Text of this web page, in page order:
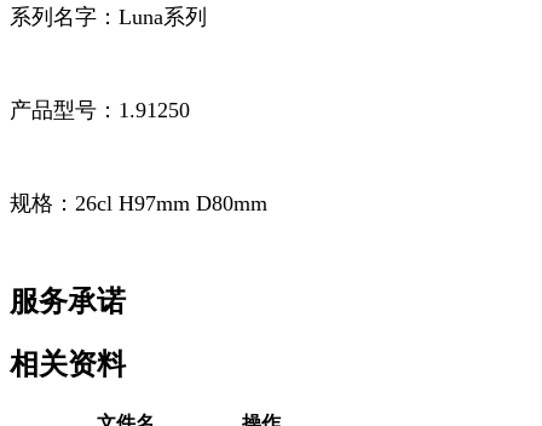
系列名字：Luna系列
产品型号：1.91250
规格：26cl H97mm D80mm
服务承诺
相关资料